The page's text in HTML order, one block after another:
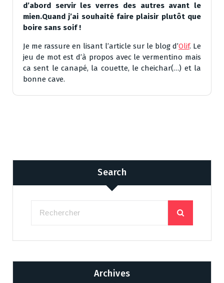
d’abord servir les verres des autres avant le
mien.Quand j’ai souhaité faire plaisir plutôt que
boire sans soif !
Je me rassure en lisant l’article sur le blog d’Olif. Le
jeu de mot est d’à propos avec le vermentino mais
ca sent le canapé, la couette, le cheichar(…) et la
bonne cave.
Search
Archives